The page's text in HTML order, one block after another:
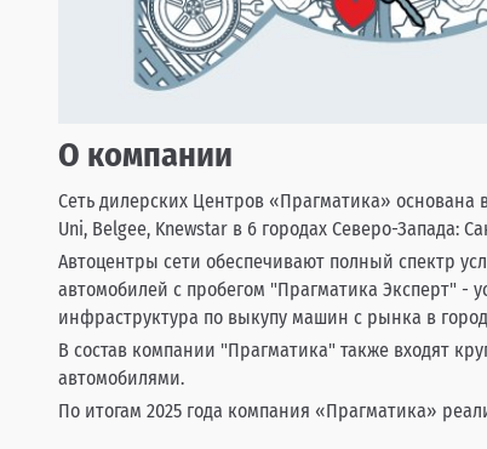
О компании
Сеть дилерских Центров «Прагматика» основана
Uni, Belgee, Knewstar в 6 городах Северо-Запада:
Автоцентры сети обеспечивают полный спектр
автомобилей с пробегом "Прагматика Эксперт" -
инфраструктура по выкупу машин с рынка в
В состав компании "Прагматика" также входят
автомобилями.
По итогам 2025 года компания «Прагматика»